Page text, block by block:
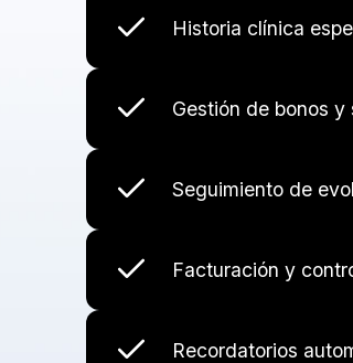
Historia clínica
Gestión de bonos
Seguimiento de
Facturación y
Recordatorios